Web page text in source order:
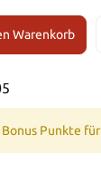
Warenkorb
Punkte